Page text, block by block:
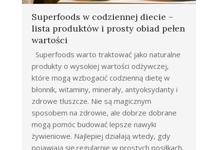
Superfoods w codziennej diecie –
lista produktów i prosty obiad pełen
wartości
Superfoods warto traktować jako naturalne
produkty o wysokiej wartości odżywczej,
które mogą wzbogacić codzienną dietę w
błonnik, witaminy, minerały, antyoksydanty i
zdrowe tłuszcze. Nie są magicznym
sposobem na zdrowie, ale dobrze dobrane
mogą pomóc budować lepsze nawyki
żywieniowe. Najlepiej działają wtedy, gdy
pojawiają się regularnie w prostych posiłkach,